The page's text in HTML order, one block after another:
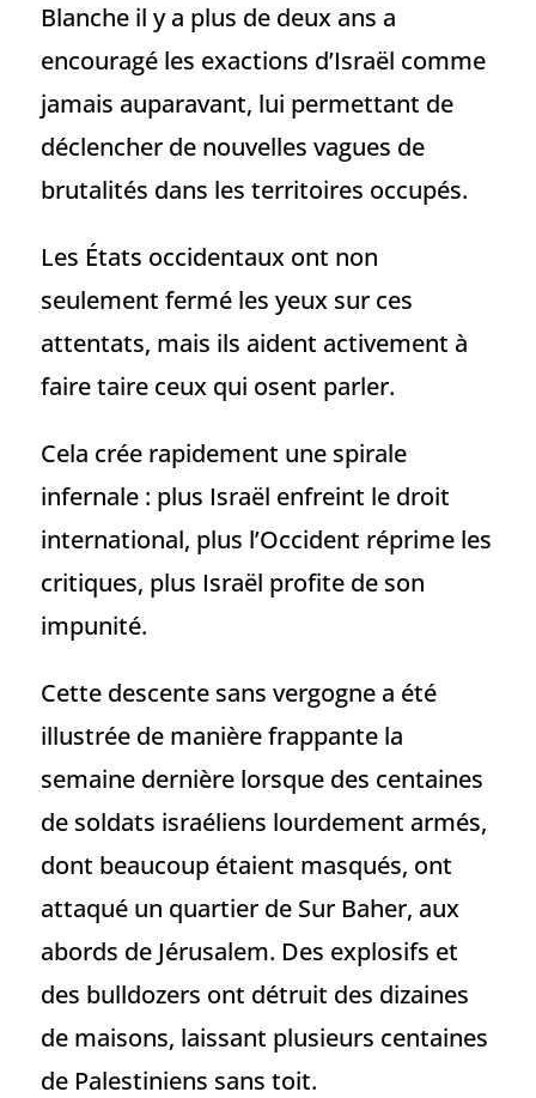
Blanche il y a plus de deux ans a
encouragé les exactions d’Israël comme
jamais auparavant, lui permettant de
déclencher de nouvelles vagues de
brutalités dans les territoires occupés.
Les États occidentaux ont non
seulement fermé les yeux sur ces
attentats, mais ils aident activement à
faire taire ceux qui osent parler.
Cela crée rapidement une spirale
infernale : plus Israël enfreint le droit
international, plus l’Occident réprime les
critiques, plus Israël profite de son
impunité.
Cette descente sans vergogne a été
illustrée de manière frappante la
semaine dernière lorsque des centaines
de soldats israéliens lourdement armés,
dont beaucoup étaient masqués, ont
attaqué un quartier de Sur Baher, aux
abords de Jérusalem. Des explosifs et
des bulldozers ont détruit des dizaines
de maisons, laissant plusieurs centaines
de Palestiniens sans toit.